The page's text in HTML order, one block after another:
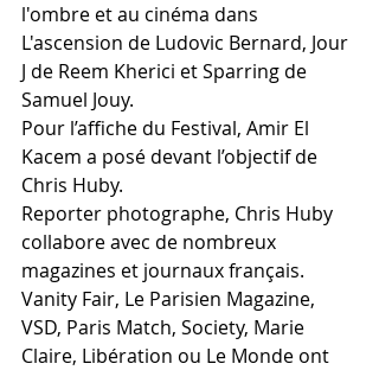
l'ombre et au cinéma dans
L'ascension de Ludovic Bernard, Jour
J de Reem Kherici et Sparring de
Samuel Jouy.
Pour l’affiche du Festival, Amir El
Kacem a posé devant l’objectif de
Chris Huby.
Reporter photographe, Chris Huby
collabore avec de nombreux
magazines et journaux français.
Vanity Fair, Le Parisien Magazine,
VSD, Paris Match, Society, Marie
Claire, Libération ou Le Monde ont